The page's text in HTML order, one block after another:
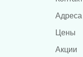
Адреса
Цены
Акции